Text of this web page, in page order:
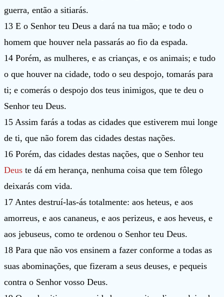
guerra, então a sitiarás.
13 E o Senhor teu Deus a dará na tua mão; e todo o
homem que houver nela passarás ao fio da espada.
14 Porém, as mulheres, e as crianças, e os animais; e tudo
o que houver na cidade, todo o seu despojo, tomarás para
ti; e comerás o despojo dos teus inimigos, que te deu o
Senhor teu Deus.
15 Assim farás a todas as cidades que estiverem mui longe
de ti, que não forem das cidades destas nações.
16 Porém, das cidades destas nações, que o Senhor teu
Deus te dá em herança, nenhuma coisa que tem fôlego
deixarás com vida.
17 Antes destruí-las-ás totalmente: aos heteus, e aos
amorreus, e aos cananeus, e aos perizeus, e aos heveus, e
aos jebuseus, como te ordenou o Senhor teu Deus.
18 Para que não vos ensinem a fazer conforme a todas as
suas abominações, que fizeram a seus deuses, e pequeis
contra o Senhor vosso Deus.